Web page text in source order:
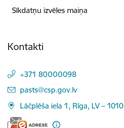
Sīkdatņu izvēles maiņa
Kontakti
+371 80000098
E-pasts:
pasts@csp.gov.lv
Lāčplēša iela 1, Rīga, LV – 1010